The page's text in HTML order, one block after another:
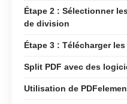
Étape 2 : Sélectionner
de division
Étape 3 : Télécharger
Split PDF avec des
Utilisation de